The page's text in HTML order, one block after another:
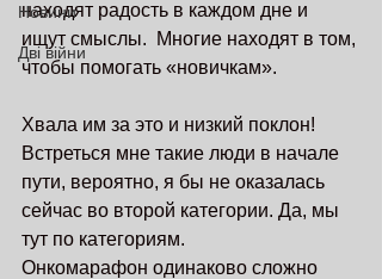
Новини
Дві війни
находят радость в каждом дне и
ищут смыслы.  Многие находят в том,
чтобы помогать «новичкам».
Хвала им за это и низкий поклон!
Встреться мне такие люди в начале
пути, вероятно, я бы не оказалась
сейчас во второй категории. Да, мы
тут по категориям.
Онкомарафон одинаково сложно